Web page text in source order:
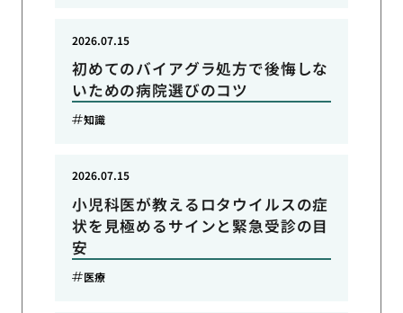
初めてのバイアグラ処方で後悔しな
いための病院選びのコツ
2026.07.15
知識
小児科医が教えるロタウイルスの症
状を見極めるサインと緊急受診の目
安
2026.07.15
医療